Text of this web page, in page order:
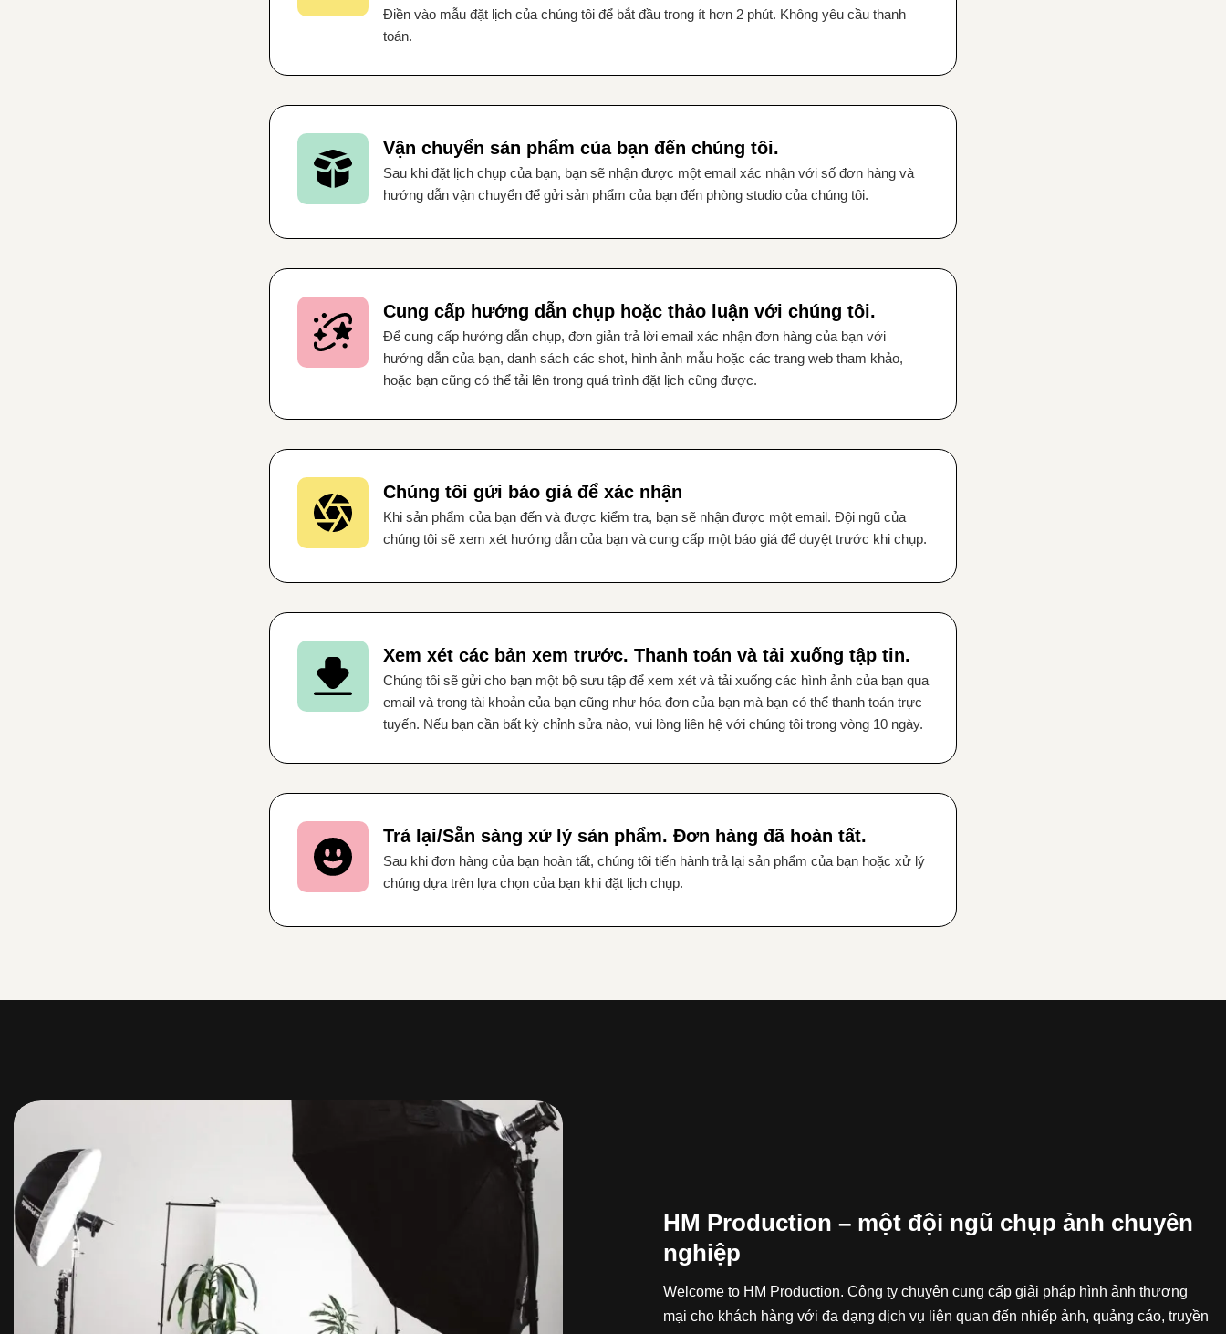
Điền vào mẫu đặt lịch của chúng tôi để bắt đầu trong ít hơn 2 phút. Không yêu cầu thanh
toán.
Vận chuyển sản phẩm của bạn đến chúng tôi.
Sau khi đặt lịch chụp của bạn, bạn sẽ nhận được một email xác nhận với số đơn hàng và
hướng dẫn vận chuyển để gửi sản phẩm của bạn đến phòng studio của chúng tôi.
Cung cấp hướng dẫn chụp hoặc thảo luận với chúng tôi.
Để cung cấp hướng dẫn chụp, đơn giản trả lời email xác nhận đơn hàng của bạn với
hướng dẫn của bạn, danh sách các shot, hình ảnh mẫu hoặc các trang web tham khảo,
hoặc bạn cũng có thể tải lên trong quá trình đặt lịch cũng được.
Chúng tôi gửi báo giá để xác nhận
Khi sản phẩm của bạn đến và được kiểm tra, bạn sẽ nhận được một email. Đội ngũ của
chúng tôi sẽ xem xét hướng dẫn của bạn và cung cấp một báo giá để duyệt trước khi chụp.
Xem xét các bản xem trước. Thanh toán và tải xuống tập tin.
Chúng tôi sẽ gửi cho bạn một bộ sưu tập để xem xét và tải xuống các hình ảnh của bạn qua
email và trong tài khoản của bạn cũng như hóa đơn của bạn mà bạn có thể thanh toán trực
tuyến. Nếu bạn cần bất kỳ chỉnh sửa nào, vui lòng liên hệ với chúng tôi trong vòng 10 ngày.
Trả lại/Sẵn sàng xử lý sản phẩm. Đơn hàng đã hoàn tất.
Sau khi đơn hàng của bạn hoàn tất, chúng tôi tiến hành trả lại sản phẩm của bạn hoặc xử lý
chúng dựa trên lựa chọn của bạn khi đặt lịch chụp.
HM Production – một đội ngũ chụp ảnh chuyên
nghiệp
Welcome to HM Production. Công ty chuyên cung cấp giải pháp hình ảnh thương
mại cho khách hàng với đa dạng dịch vụ liên quan đến nhiếp ảnh, quảng cáo, truyền